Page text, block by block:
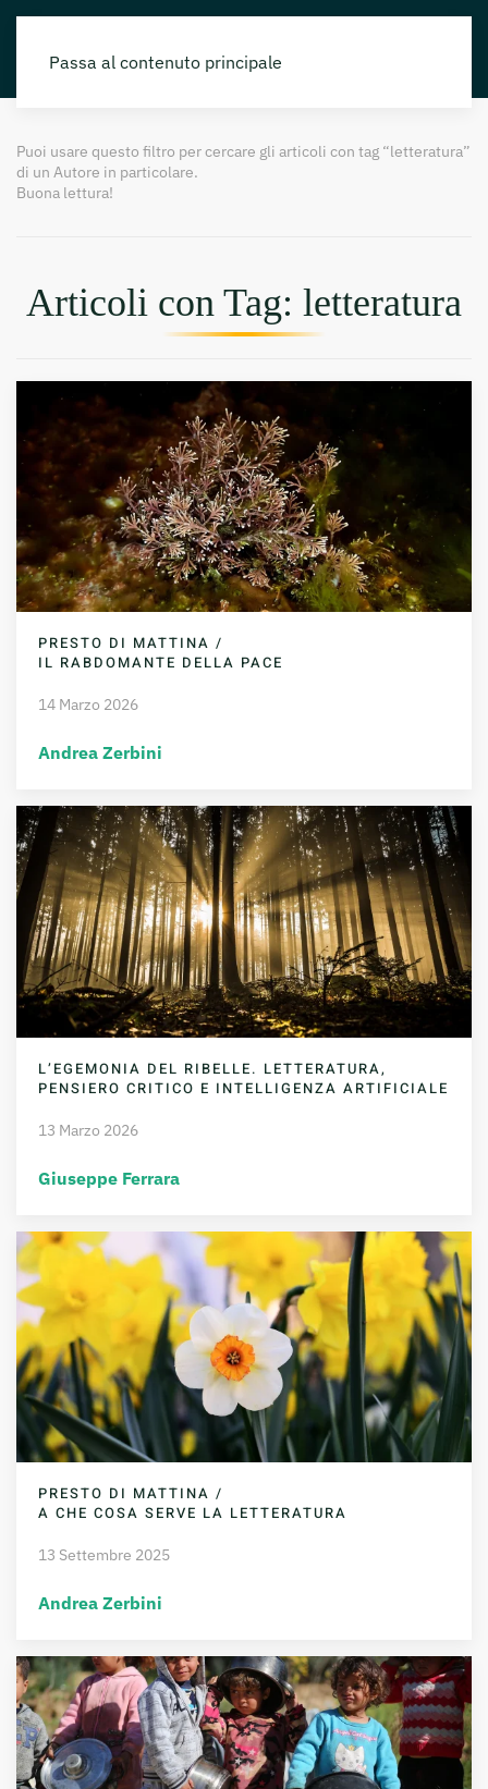
Passa al contenuto principale
Puoi usare questo filtro per cercare gli articoli con tag “letteratura”
di un Autore in particolare.
Buona lettura!
Articoli con Tag: letteratura
PRESTO DI MATTINA /
IL RABDOMANTE DELLA PACE
14 Marzo 2026
Andrea Zerbini
L’EGEMONIA DEL RIBELLE. LETTERATURA,
PENSIERO CRITICO E INTELLIGENZA ARTIFICIALE
13 Marzo 2026
Giuseppe Ferrara
PRESTO DI MATTINA /
A CHE COSA SERVE LA LETTERATURA
13 Settembre 2025
Andrea Zerbini